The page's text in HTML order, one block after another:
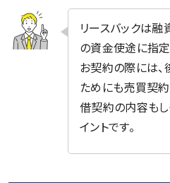
リースバックは融
の資金使途に指
お契約の際には、
ためにも売買契
借契約の内容も
イントです。